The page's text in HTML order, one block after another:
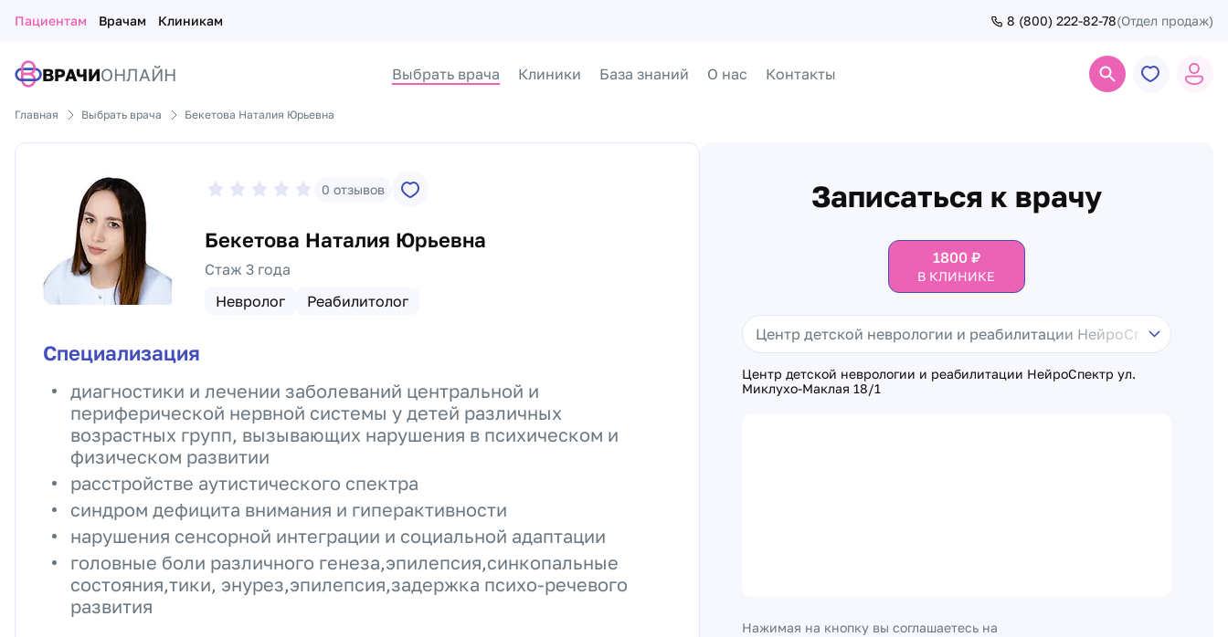
Пациентам Врачам Клиникам 8 (800) 222-82-78(Отдел продаж)
ВРАЧИОНЛАЙН Выбрать врача Клиники База знаний О нас Контакты
Главная Выбрать врача Бекетова Наталия Юрьевна
0 отзывов
Бекетова Наталия Юрьевна
Стаж 3 года
Невролог
Реабилитолог
Специализация
диагностики и лечении заболеваний центральной и
периферической нервной системы у детей различных
возрастных групп, вызывающих нарушения в психическом и
физическом развитии
расстройстве аутистического спектра
синдром дефицита внимания и гиперактивности
нарушения сенсорной интеграции и социальной адаптации
головные боли различного генеза,эпилепсия,синкопальные
состояния,тики, энурез,эпилепсия,задержка психо-речевого
развития
Записаться к врачу
1800₽
В КЛИНИКЕ
Центр детской неврологии и реабилитации НейроСпектр ул.
Миклухо-Маклая 18/1
Нажимая на кнопку вы соглашаетесь на